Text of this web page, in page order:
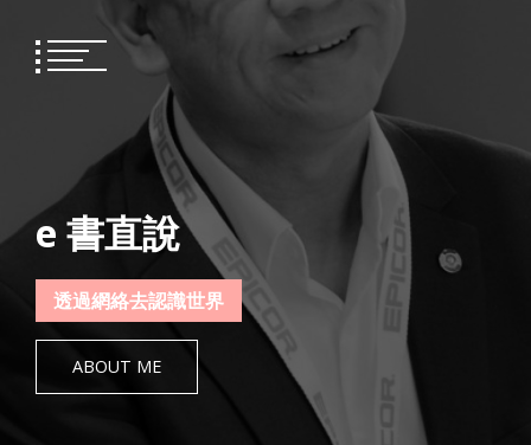
content
e 書直說
透過網絡去認識世界
ABOUT ME